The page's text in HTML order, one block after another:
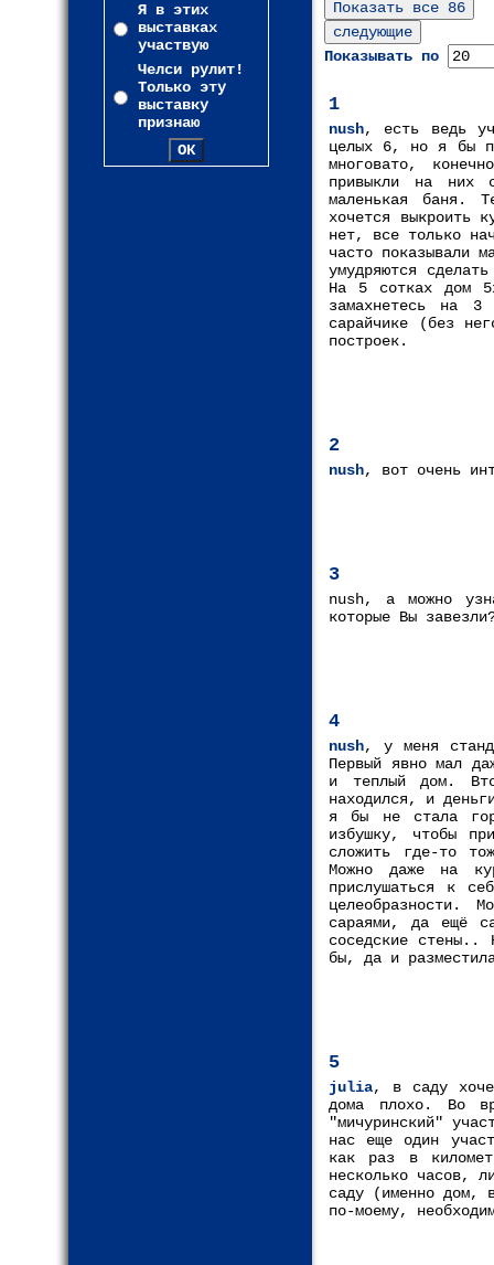
Я в этих
выставках
участвую
Челси рулит!
Только эту
выставку
признаю
Показывать по
1
nush, есть ведь
целых 6, но я бы
многовато,
привыкли на них
маленькая баня.
хочется выкроить
нет, все только
часто показывали
умудряются
На 5 сотках дом
замахнетесь на
сарайчике (без
построек.
2
nush, вот очень
3
nush, а можно
которые Вы
4
nush, у меня
Первый явно мал
и теплый дом.
находился, и
я бы не стала
избушку, чтобы
сложить где-то
Можно даже на
прислушаться к
целеобразности.
сараями, да ещё
соседские стены..
бы, да и
5
julia, в саду
дома плохо. Во
"мичуринский"
нас еще один
как раз в
несколько часов,
саду (именно дом,
по-моему,